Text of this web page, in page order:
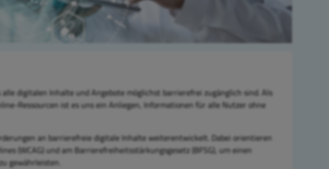
digitalen Inhalte und Angebote möglichst barrierefrei zugänglich sind. Als
Ressourcen ist es uns ein Anliegen, Informationen für alle Nutzer ohne
an barrierefreie digitale Inhalte weiterentwickelt. Dabei orientieren
(WCAG) und am Barrierefreiheitsstärkungsgesetz (BFSG), um einen
gewährleisten.